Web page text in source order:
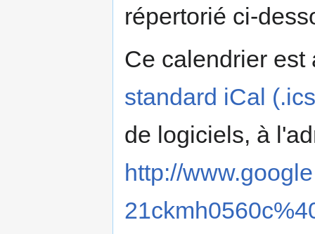
répertorié ci-
Ce calendrier
standard iCal
de logiciels, à
http://